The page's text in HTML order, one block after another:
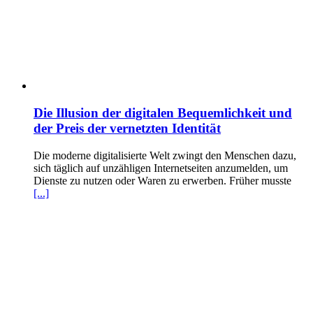
Die Illusion der digitalen Bequemlichkeit und
der Preis der vernetzten Identität
Die moderne digitalisierte Welt zwingt den Menschen dazu,
sich täglich auf unzähligen Internetseiten anzumelden, um
Dienste zu nutzen oder Waren zu erwerben. Früher musste
[...]